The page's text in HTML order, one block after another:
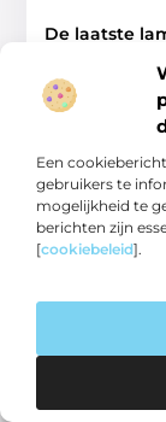
Een
gebruikers te
mogelijkheid te
berichten zijn
[cookiebeleid].
De laatste
Facebook
Email Lampen